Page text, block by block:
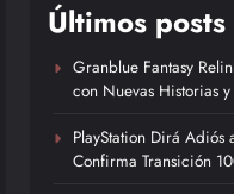
Últimos posts
Granblue Fantasy
con Nuevas Historias
PlayStation Dirá Adiós
Confirma Transición